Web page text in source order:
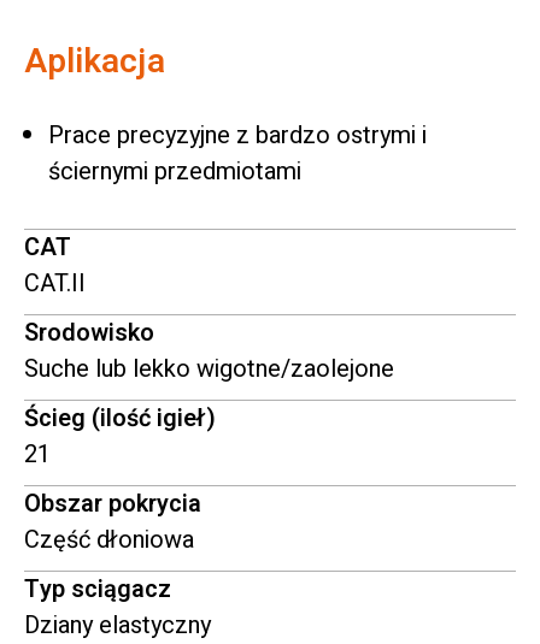
Aplikacja
Prace precyzyjne z bardzo ostrymi i
ściernymi przedmiotami
CAT
CAT.II
Srodowisko
Suche lub lekko wigotne/zaolejone
Ścieg (ilość igieł)
21
Obszar pokrycia
Część dłoniowa
Typ sciągacz
Dziany elastyczny